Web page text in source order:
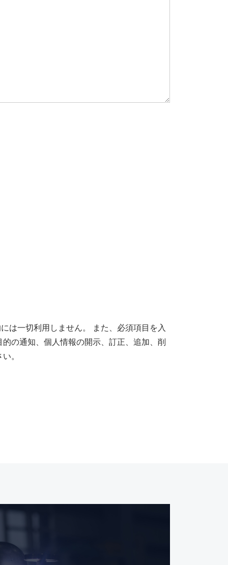
は一切利用しません。 また、必須項目を入
の通知、個人情報の開示、訂正、追加、削
。